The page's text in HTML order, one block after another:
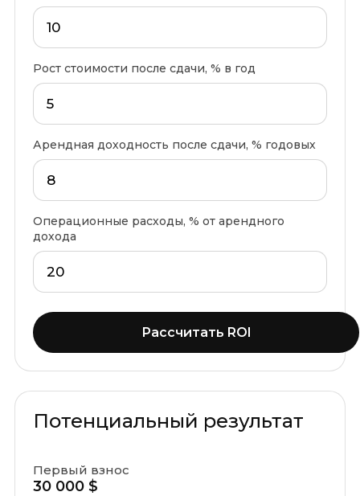
Рост стоимости после сдачи, % в год
Арендная доходность после сдачи, % годовых
Операционные расходы, % от арендного
дохода
Рассчитать ROI
Потенциальный результат
Первый взнос
30 000 $